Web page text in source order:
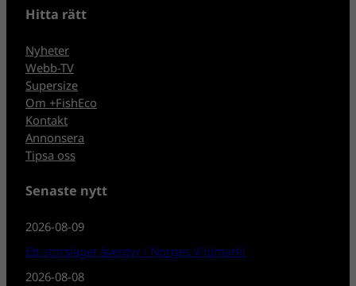
Hitta rätt
Nyheter
Webb-TV
Supersize
Om +FishEco
Kontakt
Annonsera
Tipsa oss
Senaste nytt
2026-08-09
Ett storslaget äventyr i Norges Vildmark!
2026-08-08